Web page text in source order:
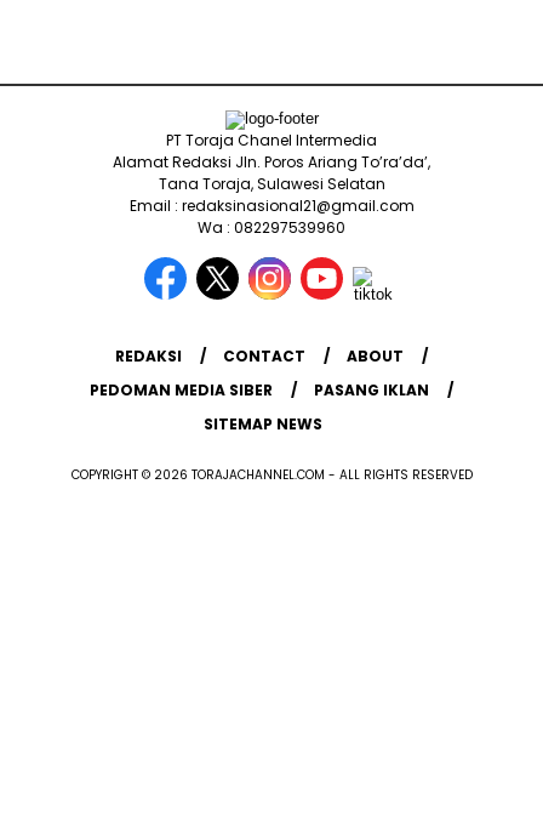
PT Toraja Chanel Intermedia
Alamat Redaksi Jln. Poros Ariang To’ra’da’,
Tana Toraja, Sulawesi Selatan
Email : redaksinasional21@gmail.com
Wa : 082297539960
REDAKSI CONTACT
ABOUT
PEDOMAN MEDIA SIBER
PASANG IKLAN
SITEMAP NEWS
COPYRIGHT © 2026 TORAJACHANNEL.COM - ALL RIGHTS RESERVED